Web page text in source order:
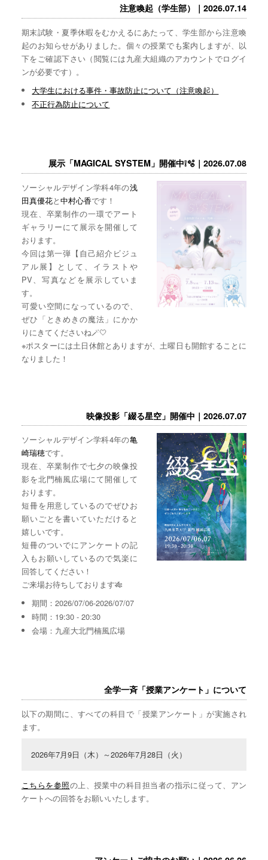
注意喚起（学生部）｜2026.07.14
期末試験・夏季休暇をむかえるにあたって、学生部から注意喚
起のお知らせがありました。個々の授業でも案内しますが、以
下をご確認下さい（閲覧には九産大組織のアカウントでログイ
ンが必要です）。
大学生における事件・事故防止について（注意喚起）
不正行為防止について
展示「MAGICAL SYSTEM」開催中❕🫧｜2026.07.08
ソーシャルデザイン学科4年の浅
田真優花と中村心香です！
現在、卒業制作の一環でアート
ギャラリーにて展示を開催して
おります。
今回は第一弾【自己紹介ビジュ
アル展】として、イラストや
PV、写真などを展示していま
す。
可愛い空間になっているので、
ぜひ「ときめきの魔法」にかか
りにきてくださいね🪄🤍
※ポスターには土日休館とありますが、土曜日も開館することに
なりました！
映像投影「綴る星空」開催中｜2026.07.07
ソーシャルデザイン学科4年の亀
崎瑞穂です。
現在、卒業制作で七夕の映像投
影を北門楠風広場にて開催して
おります。
短冊を用意しているのでぜひお
願いごとを書いていただけると
嬉しいです。
短冊のついでにアンケートの記
入もお願いしているので気楽に
回答してください！
ご来場お待ちしております🎋
期間：2026/07/06-2026/07/07
時間：19:30 - 20:30
会場：九産大北門楠風広場
全学一斉「授業アンケート」について
以下の期間に、すべての科目で「授業アンケート」が実施され
ます。
2026年7月9日（木）～2026年7月28日（火）
こちらを参照の上、授業中の科目担当者の指示に従って、アン
ケートへの回答をお願いいたします。